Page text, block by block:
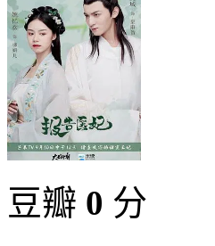
豆瓣 0 分